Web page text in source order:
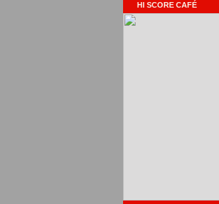
HI SCORE CAFÉ